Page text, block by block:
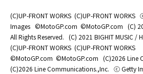
(C)UP-FRONT WORKS (C)UP-FRONT WORKS
Images ©MotoGP.com ©MotoGP.com (C)
All Rights Reserved. (C) 2021 BIGHIT MUSIC /
(C)UP-FRONT WORKS (C)UP-FRONT WORKS
©MotoGP.com ©MotoGP.com (C)2026 Line
(C)2026 Line Communications.,Inc. ⓒ Getty